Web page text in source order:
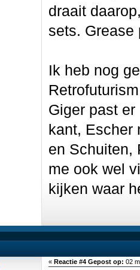
draait
sets. Grease
Ik heb nog
Giger past
kant, Escher
en Schuiten,
me ook wel
kijken waar
«Reactie #4 Gepost op: 02